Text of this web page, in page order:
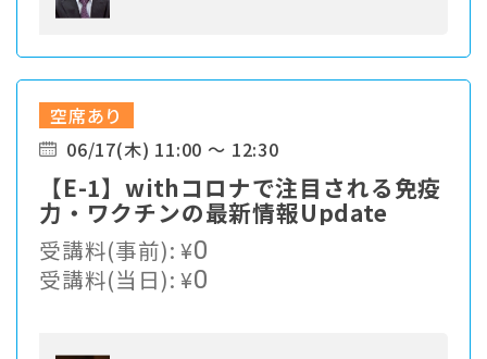
空席あり
06/17(木) 11:00 ～ 12:30
【E-1】withコロナで注目される免疫
力・ワクチンの最新情報Update
受講料(事前):¥0
受講料(当日):¥0